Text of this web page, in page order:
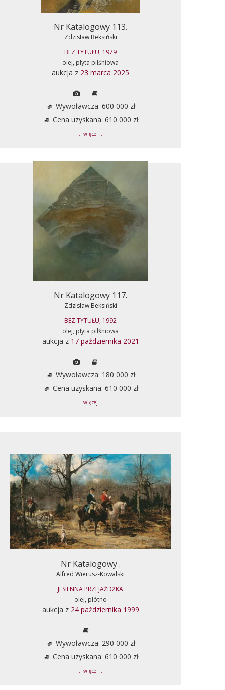
Nr Katalogowy 113.
Zdzisław Beksiński
BEZ TYTUŁU, 1979
olej, płyta pilśniowa
aukcja z 23 marca 2025
Wywoławcza: 600 000 zł
Cena uzyskana: 610 000 zł
... więcej ...
Nr Katalogowy 117.
Zdzisław Beksiński
BEZ TYTUŁU, 1992
olej, płyta pilśniowa
aukcja z 17 października 2021
Wywoławcza: 180 000 zł
Cena uzyskana: 610 000 zł
... więcej ...
Nr Katalogowy .
Alfred Wierusz-Kowalski
JESIENNA PRZEJAŻDŻKA
olej, płótno
aukcja z 24 października 1999
Wywoławcza: 290 000 zł
Cena uzyskana: 610 000 zł
... więcej ...